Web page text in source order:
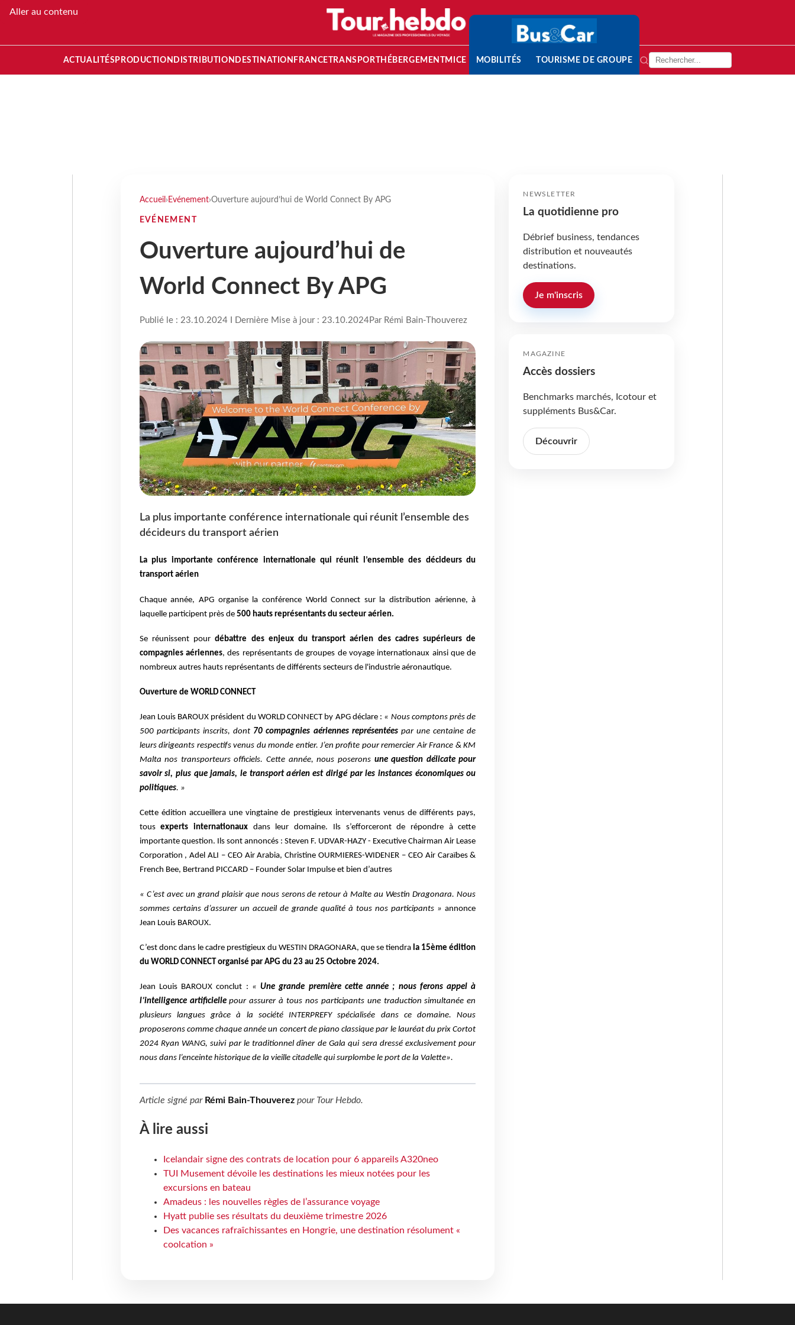
Aller au contenu
ACTUALITÉS PRODUCTION DISTRIBUTION DESTINATION FRANCETRANSPORT HÉBERGEMENTMICE MOBILITÉS TOURISME DE GROUPE
Accueil › Evénement›Ouverture aujourd’hui de World Connect By APG
EVÉNEMENT
Ouverture aujourd’hui de
World Connect By APG
Publié le : 23.10.2024 I Dernière Mise à jour : 23.10.2024Par Rémi Bain-Thouverez
La plus importante conférence internationale qui réunit l’ensemble des
décideurs du transport aérien
La plus importante conférence internationale qui réunit l’ensemble des décideurs du
transport aérien
Chaque année, APG organise la conférence World Connect sur la distribution aérienne, à
laquelle participent près de500 hauts représentants du secteur aérien.
Se réunissent pour débattre des enjeux du transport aérien des cadres supérieurs de
compagnies aériennes, des représentants de groupes de voyage internationaux ainsi que de
nombreux autres hauts représentants de différents secteurs de l'industrie aéronautique.
Ouverture de WORLD CONNECT
Jean Louis BAROUX président du WORLD CONNECT by APG déclare : « Nous comptons près de
500 participants inscrits, dont 70 compagnies aériennes représentées par une centaine de
leurs dirigeants respectifs venus du monde entier. J’en profite pour remercier Air France & KM
Malta nos transporteurs officiels. Cette année, nous poseronsune question délicate pour
savoir si, plus que jamais, le transport aérien est dirigé par les instances économiques ou
politiques. »
Cette édition accueillera une vingtaine de prestigieux intervenants venus de différents pays,
tousexperts internationaux dans leur domaine. Ils s’efforceront de répondre à cette
importante question. Ils sont annoncés : Steven F. UDVAR-HAZY - Executive Chairman Air Lease
Corporation , Adel ALI – CEO Air Arabia, Christine OURMIERES-WIDENER – CEO Air Caraïbes &
French Bee, Bertrand PICCARD – Founder Solar Impulse et bien d’autres
« C’est avec un grand plaisir que nous serons de retour à Malte au Westin Dragonara. Nous
sommes certains d’assurer un accueil de grande qualité à tous nos participants » annonce
Jean Louis BAROUX.
C’est donc dans le cadre prestigieux du WESTIN DRAGONARA, que se tiendra la 15ème édition
du WORLD CONNECT organisé par APG du 23 au 25 Octobre 2024.
Jean Louis BAROUX conclut : «Une grande première cette année ; nous ferons appel à
l’intelligence artificiellepour assurer à tous nos participants une traduction simultanée en
plusieurs langues grâce à la société INTERPREFY spécialisée dans ce domaine. Nous
proposerons comme chaque année un concert de piano classique par le lauréat du prix Cortot
2024 Ryan WANG, suivi par le traditionnel dîner de Gala qui sera dressé exclusivement pour
nous dans l’enceinte historique de la vieille citadelle qui surplombe le port de la Valette».
Article signé par Rémi Bain-Thouverezpour Tour Hebdo.
À lire aussi
Icelandair signe des contrats de location pour 6 appareils A320neo
TUI Musement dévoile les destinations les mieux notées pour les
excursions en bateau
Amadeus : les nouvelles règles de l’assurance voyage
Hyatt publie ses résultats du deuxième trimestre 2026
Des vacances rafraîchissantes en Hongrie, une destination résolument «
coolcation »
NEWSLETTER
La quotidienne pro
Débrief business, tendances
distribution et nouveautés
destinations.
Je m'inscris
MAGAZINE
Accès dossiers
Benchmarks marchés, Icotour et
suppléments Bus&Car.
Découvrir